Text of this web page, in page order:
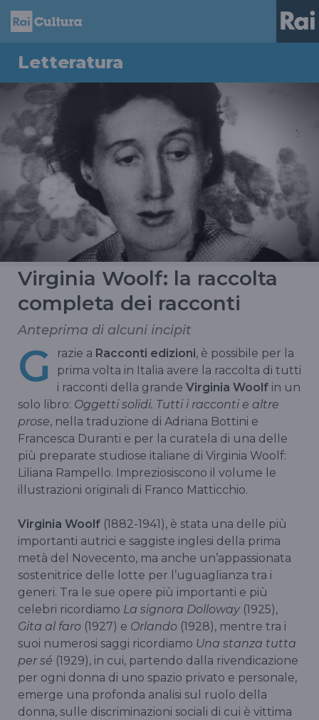
Letteratura
Virginia Woolf: la raccolta
completa dei racconti
Anteprima di alcuni incipit
G razie a Racconti edizioni, è possibile per la
prima volta in Italia avere la raccolta di tutti
i racconti della grande Virginia Woolf in un
solo libro: Oggetti solidi. Tutti i racconti e altre
prose, nella traduzione di Adriana Bottini e
Francesca Duranti e per la curatela di una delle
più preparate studiose italiane di Virginia Woolf:
Liliana Rampello. Impreziosiscono il volume le
illustrazioni originali di Franco Matticchio.
Virginia Woolf (1882-1941), è stata una delle più
importanti autrici e saggiste inglesi della prima
metà del Novecento, ma anche un’appassionata
sostenitrice delle lotte per l’uguaglianza tra i
generi. Tra le sue opere più importanti e più
celebri ricordiamo La signora Dolloway (1925),
Gita al faro (1927) e Orlando (1928), mentre tra i
suoi numerosi saggi ricordiamo Una stanza tutta
per sé (1929), in cui, partendo dalla rivendicazione
per ogni donna di uno spazio privato e personale,
emerge una profonda analisi sul ruolo della
donna, sulle discriminazioni sociali di cui è vittima